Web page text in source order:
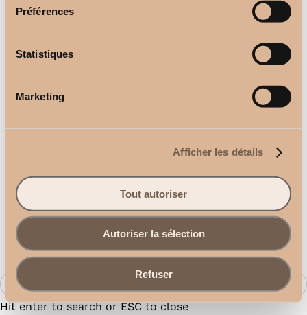
Préférences
Statistiques
Marketing
Afficher les détails
Tout autoriser
Autoriser la sélection
Refuser
Products
search
Hit enter to search or ESC to close